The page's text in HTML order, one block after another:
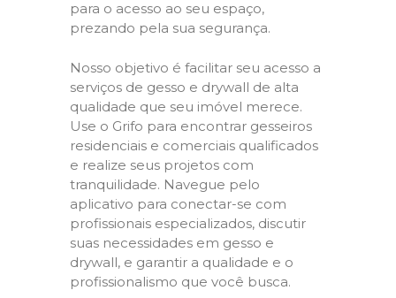
para o acesso ao seu espaço,
prezando pela sua segurança.
Nosso objetivo é facilitar seu acesso a
serviços de gesso e drywall de alta
qualidade que seu imóvel merece.
Use o Grifo para encontrar gesseiros
residenciais e comerciais qualificados
e realize seus projetos com
tranquilidade. Navegue pelo
aplicativo para conectar-se com
profissionais especializados, discutir
suas necessidades em gesso e
drywall, e garantir a qualidade e o
profissionalismo que você busca.